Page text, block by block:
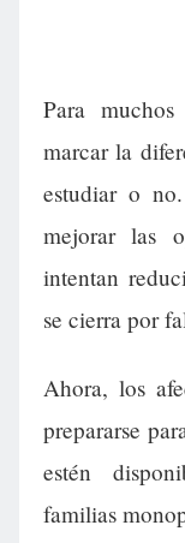
Para
marcar la
estudiar o
mejorar las
intentan
se cierra por
Ahora, los
prepararse
estén
familias